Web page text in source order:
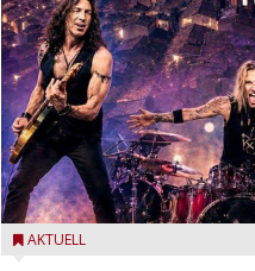
Stef Burns, Will Hunt und
AKTUELL